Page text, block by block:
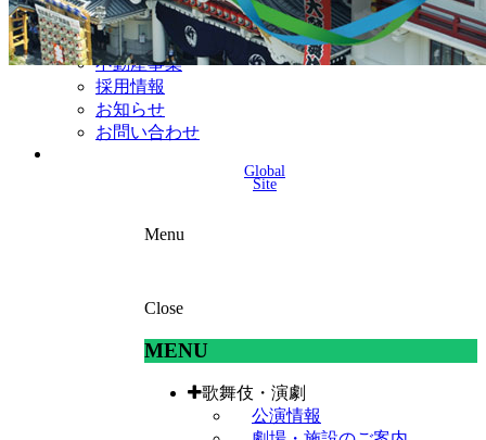
会社案内
株主・投資家情報（IR）
不動産事業
採用情報
お知らせ
お問い合わせ
Global
Site
Menu
Close
MENU
歌舞伎・演劇
公演情報